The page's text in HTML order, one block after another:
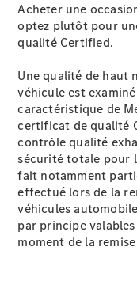
Pièces
de
Notices
Acheter une
optez plutôt pour
qualité Certified.
Une qualité de haut
véhicule est
caractéristique de
certificat de qualité
contrôle qualité
sécurité totale pour
fait notamment
effectué lors de la
véhicules
par principe
moment de la